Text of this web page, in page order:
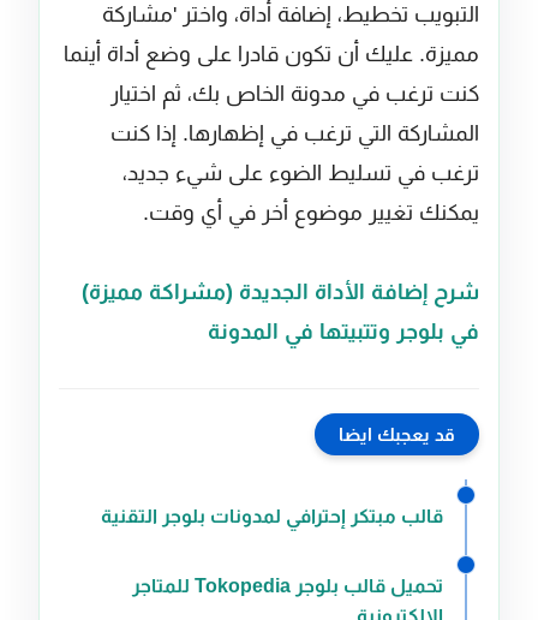
التبويب تخطيط، إضافة أداة، واختر 'مشاركة
مميزة. عليك أن تكون قادرا على وضع أداة أينما
كنت ترغب في مدونة الخاص بك، ثم اختيار
المشاركة التي ترغب في إظهارها. إذا كنت
ترغب في تسليط الضوء على شيء جديد،
يمكنك تغيير موضوع أخر في أي وقت.
شرح إضافة الأداة الجديدة (مشراكة مميزة)
في بلوجر وتتبيتها في المدونة
قد يعجبك ايضا
قالب مبتكر إحترافي لمدونات بلوجر التقنية
تحميل قالب بلوجر Tokopedia للمتاجر
الإلكترونية